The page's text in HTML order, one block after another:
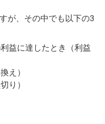
が、その中でも以下の3
益に達したとき（利益
え）
り）